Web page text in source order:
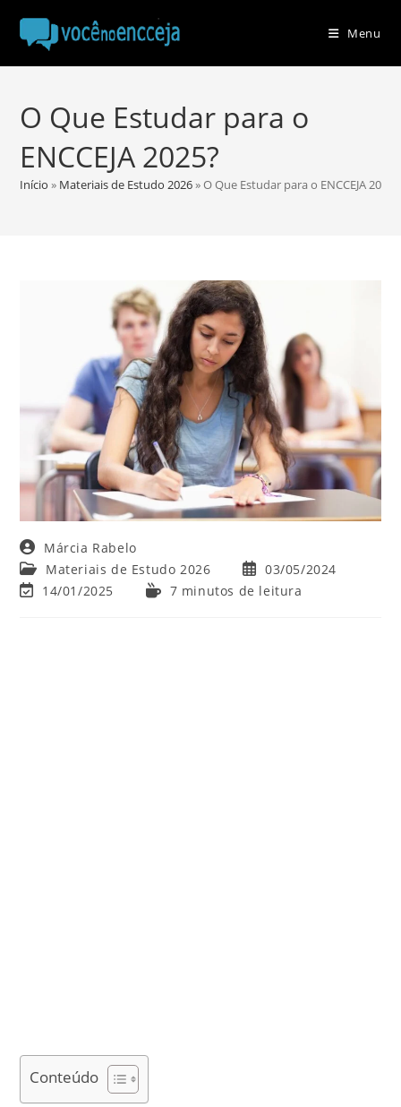
para
Menu
O Que Estudar para o
ENCCEJA 2025?
Início » Materiais de Estudo 2026»O Que Estudar para o ENCCEJA 2025?
Autor
do
post:
Márcia Rabelo
Categoria
do
post:
Materiais de Estudo 2026
Post
publicado:
03/05/2024
Última14/01/2025
Tempo7 minutos de leitura
Conteúdo